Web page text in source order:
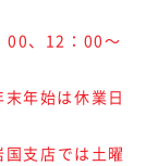
00、12：00～
年始は休業日
支店では土曜